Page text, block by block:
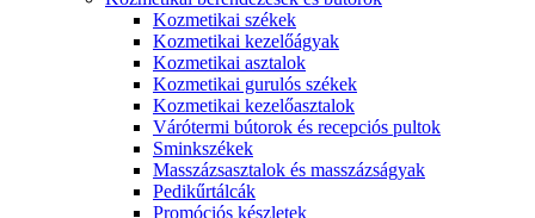
Kozmetikai székek
Kozmetikai kezelőágyak
Kozmetikai asztalok
Kozmetikai gurulós székek
Kozmetikai kezelőasztalok
Várótermi bútorok és recepciós pultok
Sminkszékek
Masszázsasztalok és masszázságyak
Pedikűrtálcák
Promóciós készletek